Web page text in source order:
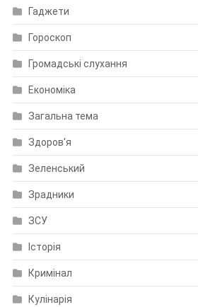
Гаджети
Гороскоп
Громадські слухання
Економіка
Загальна тема
Здоров'я
Зеленський
Зрадники
ЗСУ
Історія
Кримінал
Кулінарія